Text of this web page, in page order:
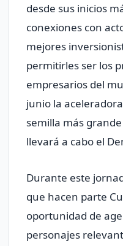
desde sus inicios
conexiones con
mejores
permitirles ser los
empresarios del
junio la
semilla más
llevará a cabo el
Durante este
que hacen parte
oportunidad de
personajes